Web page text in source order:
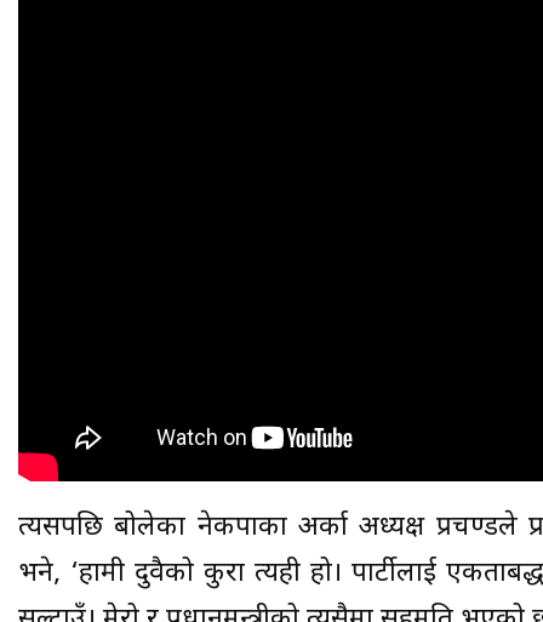
त्यसपछि बोलेका नेकपाका अर्का अध्यक्ष प्रचण्डले
भने, ‘हामी दुवैको कुरा त्यही हो। पार्टीलाई